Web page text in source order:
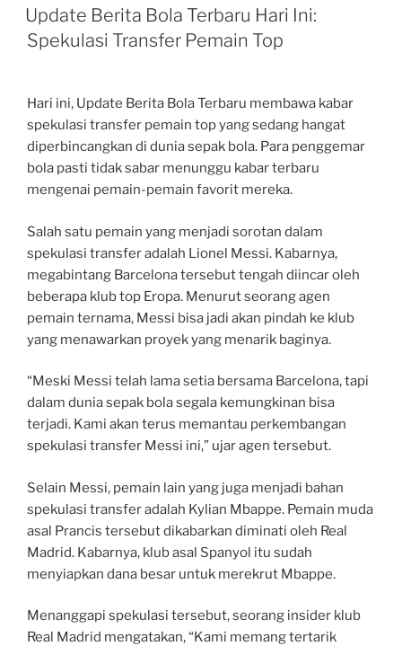
ON
Update Berita Bola Terbaru Hari Ini:
Spekulasi Transfer Pemain Top
Hari ini, Update Berita Bola Terbaru membawa kabar
spekulasi transfer pemain top yang sedang hangat
diperbincangkan di dunia sepak bola. Para penggemar
bola pasti tidak sabar menunggu kabar terbaru
mengenai pemain-pemain favorit mereka.
Salah satu pemain yang menjadi sorotan dalam
spekulasi transfer adalah Lionel Messi. Kabarnya,
megabintang Barcelona tersebut tengah diincar oleh
beberapa klub top Eropa. Menurut seorang agen
pemain ternama, Messi bisa jadi akan pindah ke klub
yang menawarkan proyek yang menarik baginya.
“Meski Messi telah lama setia bersama Barcelona, tapi
dalam dunia sepak bola segala kemungkinan bisa
terjadi. Kami akan terus memantau perkembangan
spekulasi transfer Messi ini,” ujar agen tersebut.
Selain Messi, pemain lain yang juga menjadi bahan
spekulasi transfer adalah Kylian Mbappe. Pemain muda
asal Prancis tersebut dikabarkan diminati oleh Real
Madrid. Kabarnya, klub asal Spanyol itu sudah
menyiapkan dana besar untuk merekrut Mbappe.
Menanggapi spekulasi tersebut, seorang insider klub
Real Madrid mengatakan, “Kami memang tertarik